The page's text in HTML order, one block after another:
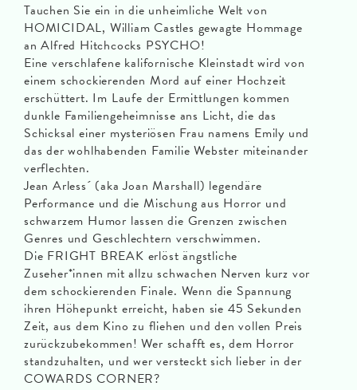
Tauchen Sie ein in die unheimliche Welt von
HOMICIDAL, William Castles gewagte Hommage
an Alfred Hitchcocks PSYCHO!
Eine verschlafene kalifornische Kleinstadt wird von
einem schockierenden Mord auf einer Hochzeit
erschüttert. Im Laufe der Ermittlungen kommen
dunkle Familiengeheimnisse ans Licht, die das
Schicksal einer mysteriösen Frau namens Emily und
das der wohlhabenden Familie Webster miteinander
verflechten.
Jean Arless´ (aka Joan Marshall) legendäre
Performance und die Mischung aus Horror und
schwarzem Humor lassen die Grenzen zwischen
Genres und Geschlechtern verschwimmen.
Die FRIGHT BREAK erlöst ängstliche
Zuseher*innen mit allzu schwachen Nerven kurz vor
dem schockierenden Finale. Wenn die Spannung
ihren Höhepunkt erreicht, haben sie 45 Sekunden
Zeit, aus dem Kino zu fliehen und den vollen Preis
zurückzubekommen! Wer schafft es, dem Horror
standzuhalten, und wer versteckt sich lieber in der
COWARDS CORNER?